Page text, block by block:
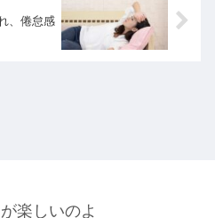
、倦怠感
楽しいのよ